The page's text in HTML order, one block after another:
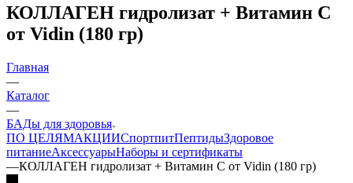
КОЛЛАГЕН гидролизат + Витамин С
от Vidin (180 гр)
Главная
—
Каталог
—
БАДы для здоровья
ПО ЦЕЛЯМАКЦИИСпортпитПептидыЗдоровое
питаниеАксессуарыНаборы и сертификаты
—КОЛЛАГЕН гидролизат + Витамин С от Vidin (180 гр)